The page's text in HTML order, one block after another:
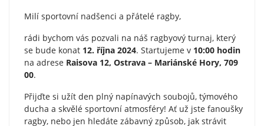
Milí sportovní nadšenci a přátelé ragby,
rádi bychom vás pozvali na náš ragbyový turnaj, který
se bude konat 12. října 2024. Startujeme v 10:00 hodin
na adrese Raisova 12, Ostrava – Mariánské Hory, 709
00.
Přijďte si užít den plný napínavých soubojů, týmového
ducha a skvělé sportovní atmosféry! Ať už jste fanoušky
ragby, nebo jen hledáte zábavný způsob, jak strávit